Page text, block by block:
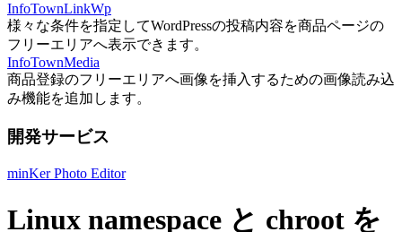
InfoTownLinkWp
様々な条件を指定してWordPressの投稿内容を商品ページの
フリーエリアへ表示できます。
InfoTownMedia
商品登録のフリーエリアへ画像を挿入するための画像読み込
み機能を追加します。
開発サービス
minKer Photo Editor
Linux namespace と chroot を